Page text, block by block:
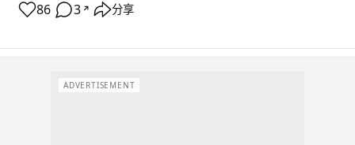
86 3 ↗ 分享
ADVERTISEMENT